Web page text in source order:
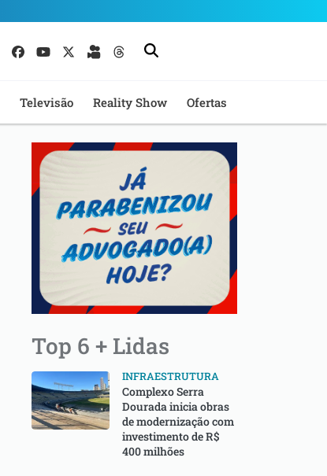
Televisão Reality Show Ofertas
Top 6 + Lidas
INFRAESTRUTURA
Complexo Serra
Dourada inicia obras
de modernização com
investimento de R$
400 milhões